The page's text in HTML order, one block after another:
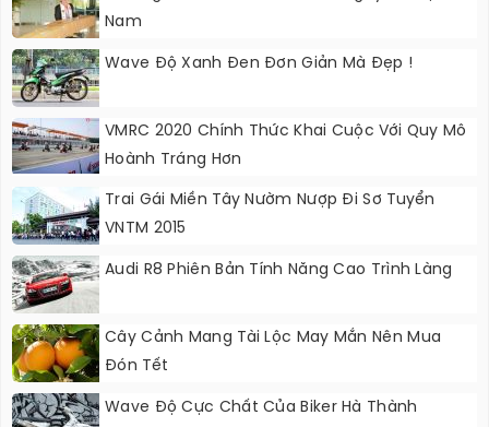
Nam
Wave Độ Xanh Đen Đơn Giản Mà Đẹp !
VMRC 2020 Chính Thức Khai Cuộc Với Quy Mô
Hoành Tráng Hơn
Trai Gái Miền Tây Nườm Nượp Đi Sơ Tuyển
VNTM 2015
Audi R8 Phiên Bản Tính Năng Cao Trình Làng
Cây Cảnh Mang Tài Lộc May Mắn Nên Mua
Đón Tết
Wave Độ Cực Chất Của Biker Hà Thành